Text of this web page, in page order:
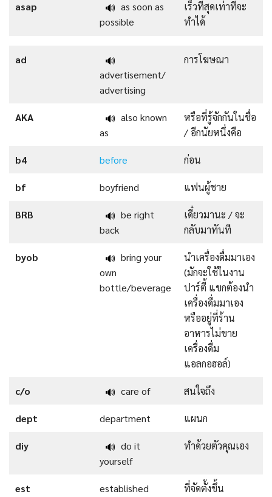
asap 🔊 as soon as
possible
เร็วที่สุดเท่าที่จะ
ทำได้
ad
🔊
advertisement/
advertising
การโฆษณา
AKA 🔊 also known
as
หรือที่รู้จักกันในชื่อ
/ อีกนัยหนึ่งคือ
b4 before ก่อน
bf boyfriend แฟนผู้ชาย
BRB 🔊 be right
back
เดี๋ยวมานะ / จะ
กลับมาทันที
byob 🔊 bring your
own
bottle/beverage
นำเครื่องดื่มมาเอง
(มักจะใช้ในงาน
ปาร์ตี้ แขกต้องนำ
เครื่องดื่มมาเอง
หรืออยู่ที่ร้าน
อาหารไม่ขาย
เครื่องดื่ม
แอลกอฮอล์)
c/o 🔊 care of สนใจถึง
dept department แผนก
diy 🔊 do it
yourself
ทำด้วยตัวคุณเอง
est established ที่จัดตั้งขึ้น